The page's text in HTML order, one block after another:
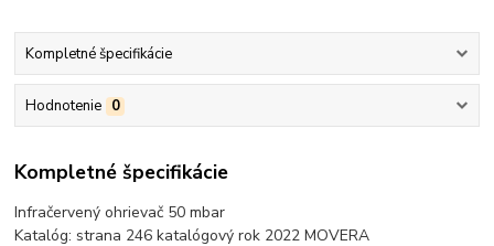
Kompletné špecifikácie
Hodnotenie 0
Kompletné špecifikácie
Infračervený ohrievač 50 mbar
Katalóg: strana 246 katalógový rok 2022 MOVERA